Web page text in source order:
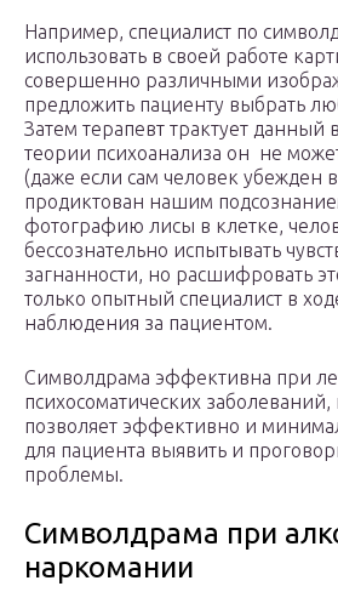
Например, специалист по
использовать в своей работе
совершенно различными
предложить пациенту выбрать
Затем терапевт трактует данный
теории психоанализа он не
(даже если сам человек убежден
продиктован нашим
фотографию лисы в клетке,
бессознательно испытывать
загнанности, но расшифровать
только опытный специалист в
наблюдения за пациентом.
Символдрама эффективна при
психосоматических заболеваний,
позволяет эффективно и
для пациента выявить и
проблемы.
Символдрама при
наркомании